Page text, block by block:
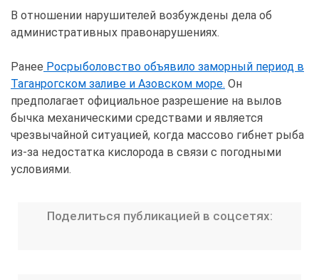
В отношении нарушителей возбуждены дела об
административных правонарушениях.
Ранее Росрыболовство объявило заморный период в
Таганрогском заливе и Азовском море. Он
предполагает официальное разрешение на вылов
бычка механическими средствами и является
чрезвычайной ситуацией, когда массово гибнет рыба
из-за недостатка кислорода в связи с погодными
условиями.
Поделиться публикацией в соцсетях: